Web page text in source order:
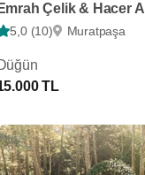
5,0 (10) Muratpaşa
TL